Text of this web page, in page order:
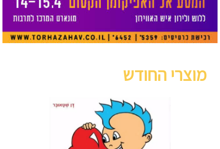
מוצרי החודש